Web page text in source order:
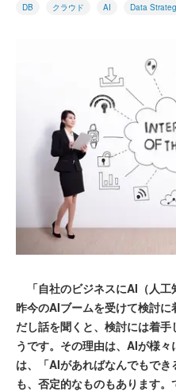
DB クラウド AI Data
「自社のビジネスにAI（人
昨今のAIブームを受けて検討
だし話を聞くと、検討には着
うです。その理由は、AIが様
は、「AIがあればなんでもで
も、否定的なものもあります